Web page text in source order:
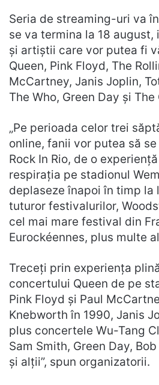
Seria de streaming-uri va
se va termina la 18
și artiștii care vor putea fi
Queen, Pink Floyd, The
McCartney, Janis Joplin,
The Who, Green Day și The
„Pe perioada celor trei
online, fanii vor putea să
Rock In Rio, de o
respirația pe stadionul
deplaseze înapoi în timp la
tuturor festivalurilor,
cel mai mare festival din
Eurockéennes, plus multe
Treceți prin experiența
concertului Queen de pe
Pink Floyd și Paul
Knebworth în 1990, Janis
plus concertele Wu-Tang
Sam Smith, Green Day,
și alții”, spun organizatorii.